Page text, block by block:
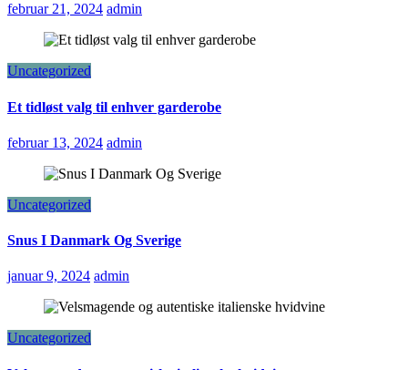
februar 21, 2024 admin
Uncategorized
Et tidløst valg til enhver garderobe
februar 13, 2024 admin
Uncategorized
Snus I Danmark Og Sverige
januar 9, 2024 admin
Uncategorized